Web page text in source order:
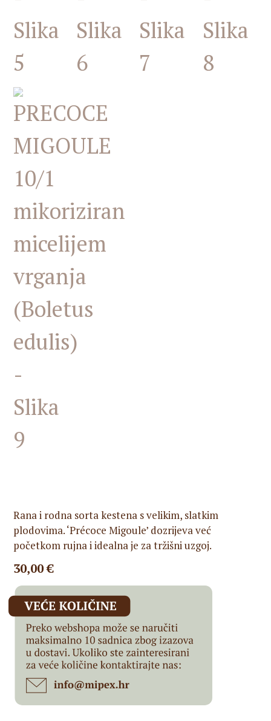
Rana i rodna sorta kestena s velikim, slatkim
plodovima. ‘Précoce Migoule’ dozrijeva već
početkom rujna i idealna je za tržišni uzgoj.
30,00€